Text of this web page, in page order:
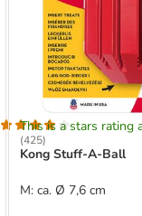
This is a stars rating
(425)
Kong Stuff-A-Ball
M: ca. Ø 7,6 cm